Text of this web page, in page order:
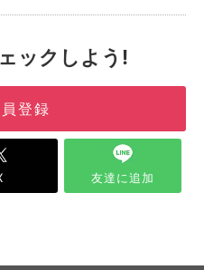
ックしよう!
登録
友達に追加